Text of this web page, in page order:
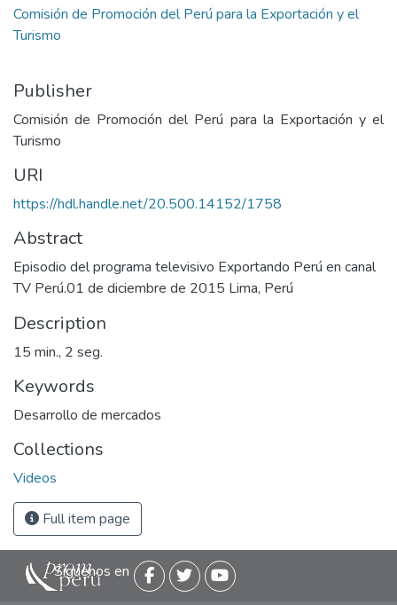
Comisión de Promoción del Perú para la Exportación y el
Turismo
Publisher
Comisión de Promoción del Perú para la Exportación y el
Turismo
URI
https://hdl.handle.net/20.500.14152/1758
Abstract
Episodio del programa televisivo Exportando Perú en canal
TV Perú.01 de diciembre de 2015 Lima, Perú
Description
15 min., 2 seg.
Keywords
Desarrollo de mercados
Collections
Videos
Full item page
Siguenos en